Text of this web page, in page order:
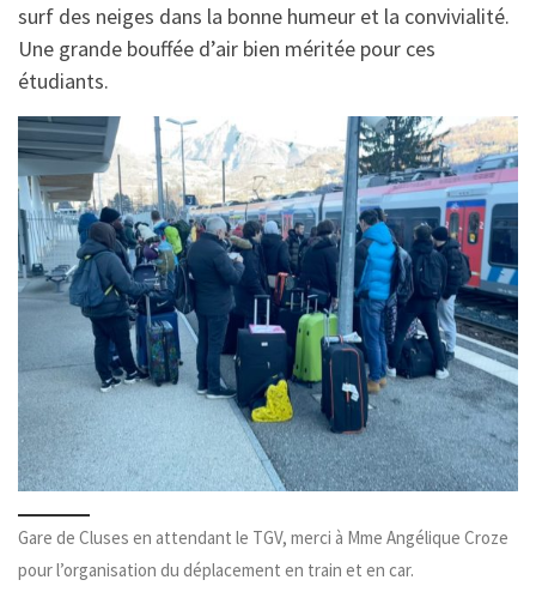
surf des neiges dans la bonne humeur et la convivialité.
Une grande bouffée d’air bien méritée pour ces
étudiants.
Gare de Cluses en attendant le TGV, merci à Mme Angélique Croze
pour l’organisation du déplacement en train et en car.